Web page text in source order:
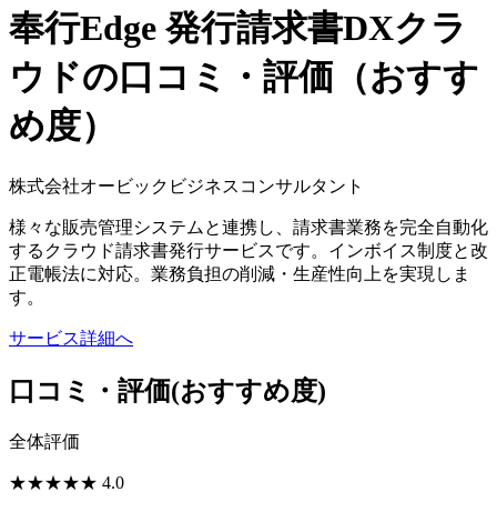
奉行Edge 発行請求書DXクラ
ウドの口コミ・評価（おすす
め度）
株式会社オービックビジネスコンサルタント
様々な販売管理システムと連携し、請求書業務を完全自動化
するクラウド請求書発行サービスです。インボイス制度と改
正電帳法に対応。業務負担の削減・生産性向上を実現しま
す。
サービス詳細へ
口コミ・評価(おすすめ度)
全体評価
★★★★★ 4.0